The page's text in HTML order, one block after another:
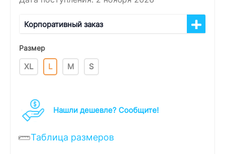
Корпоративный заказ
Размер
XL L M S
Нашли дешевле? Cообщите!
Таблица размеров